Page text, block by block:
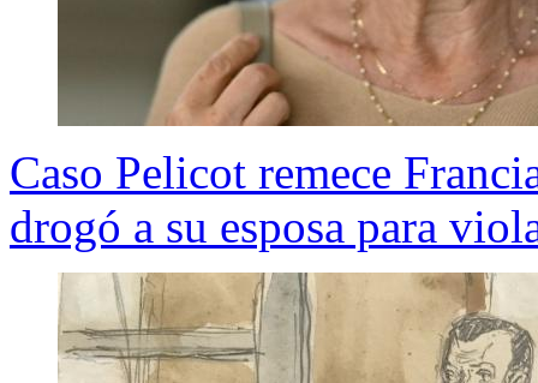
Caso Pelicot remece
drogó a su esposa para